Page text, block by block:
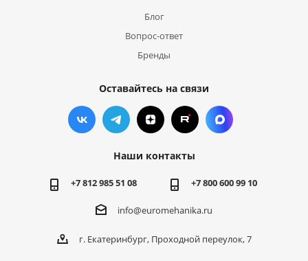
Блог
Вопрос-ответ
Бренды
Оставайтесь на связи
Наши контакты
+7 812 985 51 08 +7 800 600 99 10
info@euromehanika.ru
г. Екатеринбург, Проходной переулок, 7